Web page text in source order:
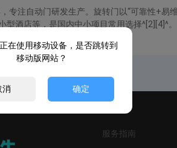
专注自动门研发生产。旋转门以“可靠性+易
型酒店等，是国内中小项目常用选择^[2][4]^。
服务指南
在使用移动设备，是否跳转到
移动版网站？
消 确定